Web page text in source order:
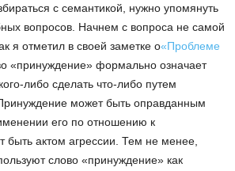
с семантикой, нужно упомянуть
вопросов. Начнем с вопроса не самой
я отметил в своей заметке о«Проблеме
«принуждение» формально означает
либо сделать что-либо путем
может быть оправданным
его по отношению к
быть актом агрессии. Тем не менее,
слово «принуждение» как